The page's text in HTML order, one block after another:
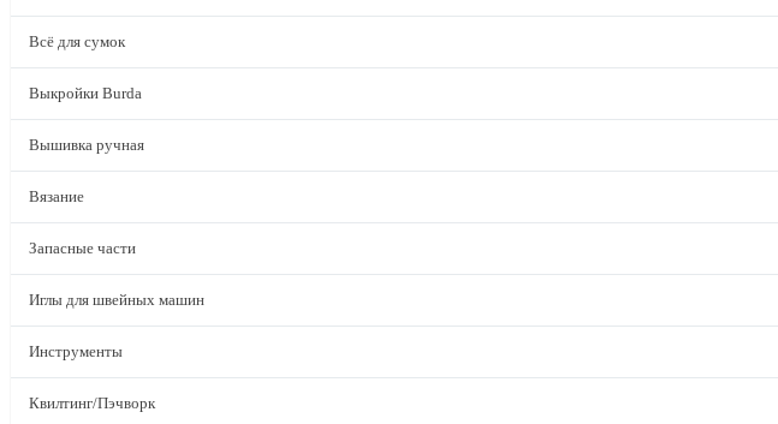
Всё для сумок
Выкройки Burda
Вышивка ручная
Вязание
Запасные части
Иглы для швейных машин
Инструменты
Квилтинг/Пэчворк